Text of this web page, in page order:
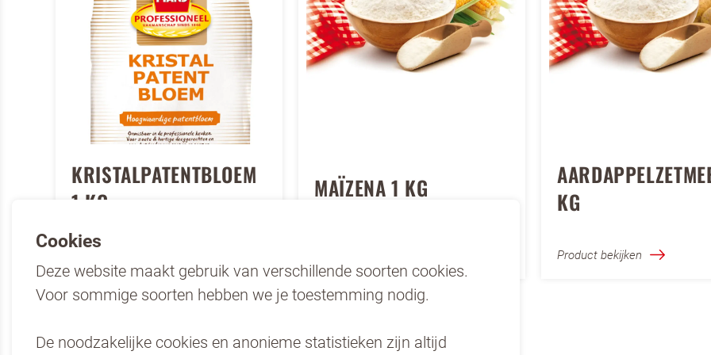
KRISTALPATENTBLOEM
1 KG
MAÏZENA 1 KG
KG
Product bekijken
Cookies
Deze website maakt gebruik van verschillende soorten cookies.
Voor sommige soorten hebben we je toestemming nodig.
De noodzakelijke cookies en anonieme statistieken zijn altijd